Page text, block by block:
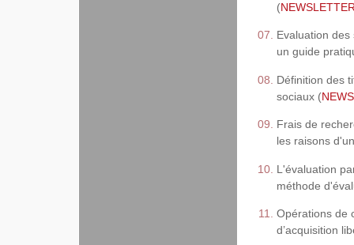
(
Evaluation
un guide
Définition des
sociaux (
Frais de
les raisons
L'évaluation
méthode
Opérations de
d’acquisition